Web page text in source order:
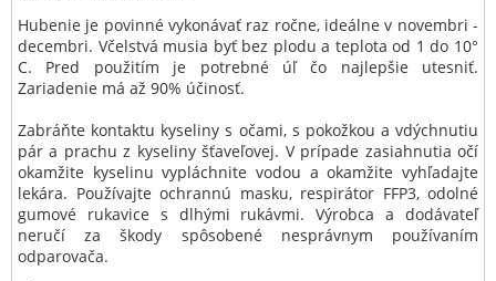
Hubenie je povinné vykonávať raz ročne, ideálne v novembri -
decembri. Včelstvá musia byť bez plodu a teplota od 1 do 10°
C. Pred použitím je potrebné úľ čo najlepšie utesniť.
Zariadenie má až 90% účinosť.
Zabráňte kontaktu kyseliny s očami, s pokožkou a vdýchnutiu
pár a prachu z kyseliny šťaveľovej. V prípade zasiahnutia očí
okamžite kyselinu vypláchnite vodou a okamžite vyhľadajte
lekára. Používajte ochrannú masku, respirátor FFP3, odolné
gumové rukavice s dlhými rukávmi. Výrobca a dodávateľ
neručí za škody spôsobené nesprávnym používaním
odparovača.